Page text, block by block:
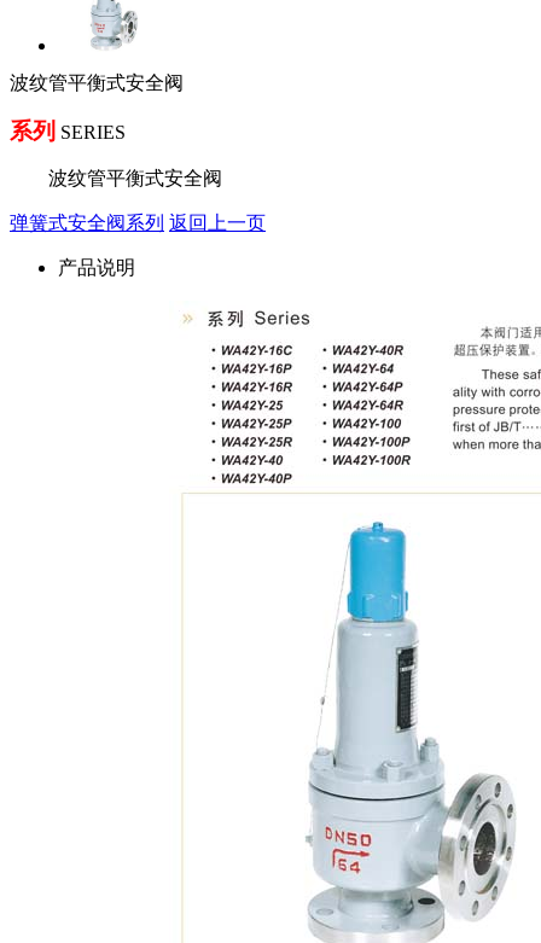
波纹管平衡式安全阀
系列 SERIES
波纹管平衡式安全阀
弹簧式安全阀系列 返回上一页
产品说明